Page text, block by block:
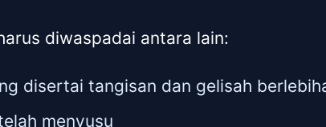
diwaspadai antara lain:
disertai tangisan dan gelisah
menyusu